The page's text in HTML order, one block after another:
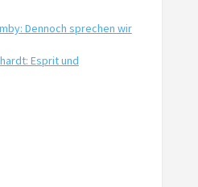
Dennoch sprechen wir
Esprit und